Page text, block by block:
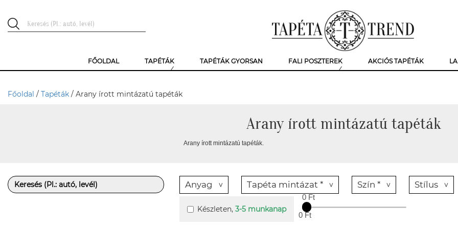
FŐOLDAL TAPÉTÁK TAPÉTÁK GYORSAN FALI POSZTEREK AKCIÓS TAPÉTÁK
Főoldal / Tapéták / Arany írott mintázatú tapéták
Arany írott mintázatú tapéták
Arany írott mintázatú tapéták.
Anyag Tapéta mintázat * Szín * Stílus
Készleten, 3-5 munkanap
0 Ft
0 Ft